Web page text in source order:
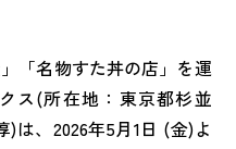
「名物すた丼の店」を運
ス(所在地：東京都杉並
は、2026年5月1日 (金)よ